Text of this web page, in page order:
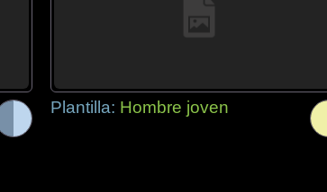
Plantilla: Hombre joven